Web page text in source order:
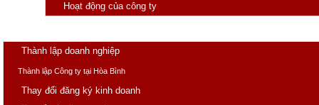
Hoạt động của công ty
Thành lập doanh nghiệp
Thành lập Công ty tại Hòa Bình
Thay đổi đăng ký kinh doanh